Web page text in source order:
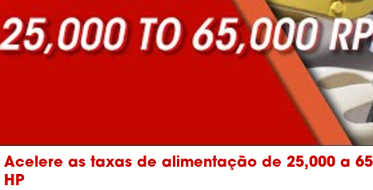
Acelere as taxas de alimentação de 25,000 a
HP